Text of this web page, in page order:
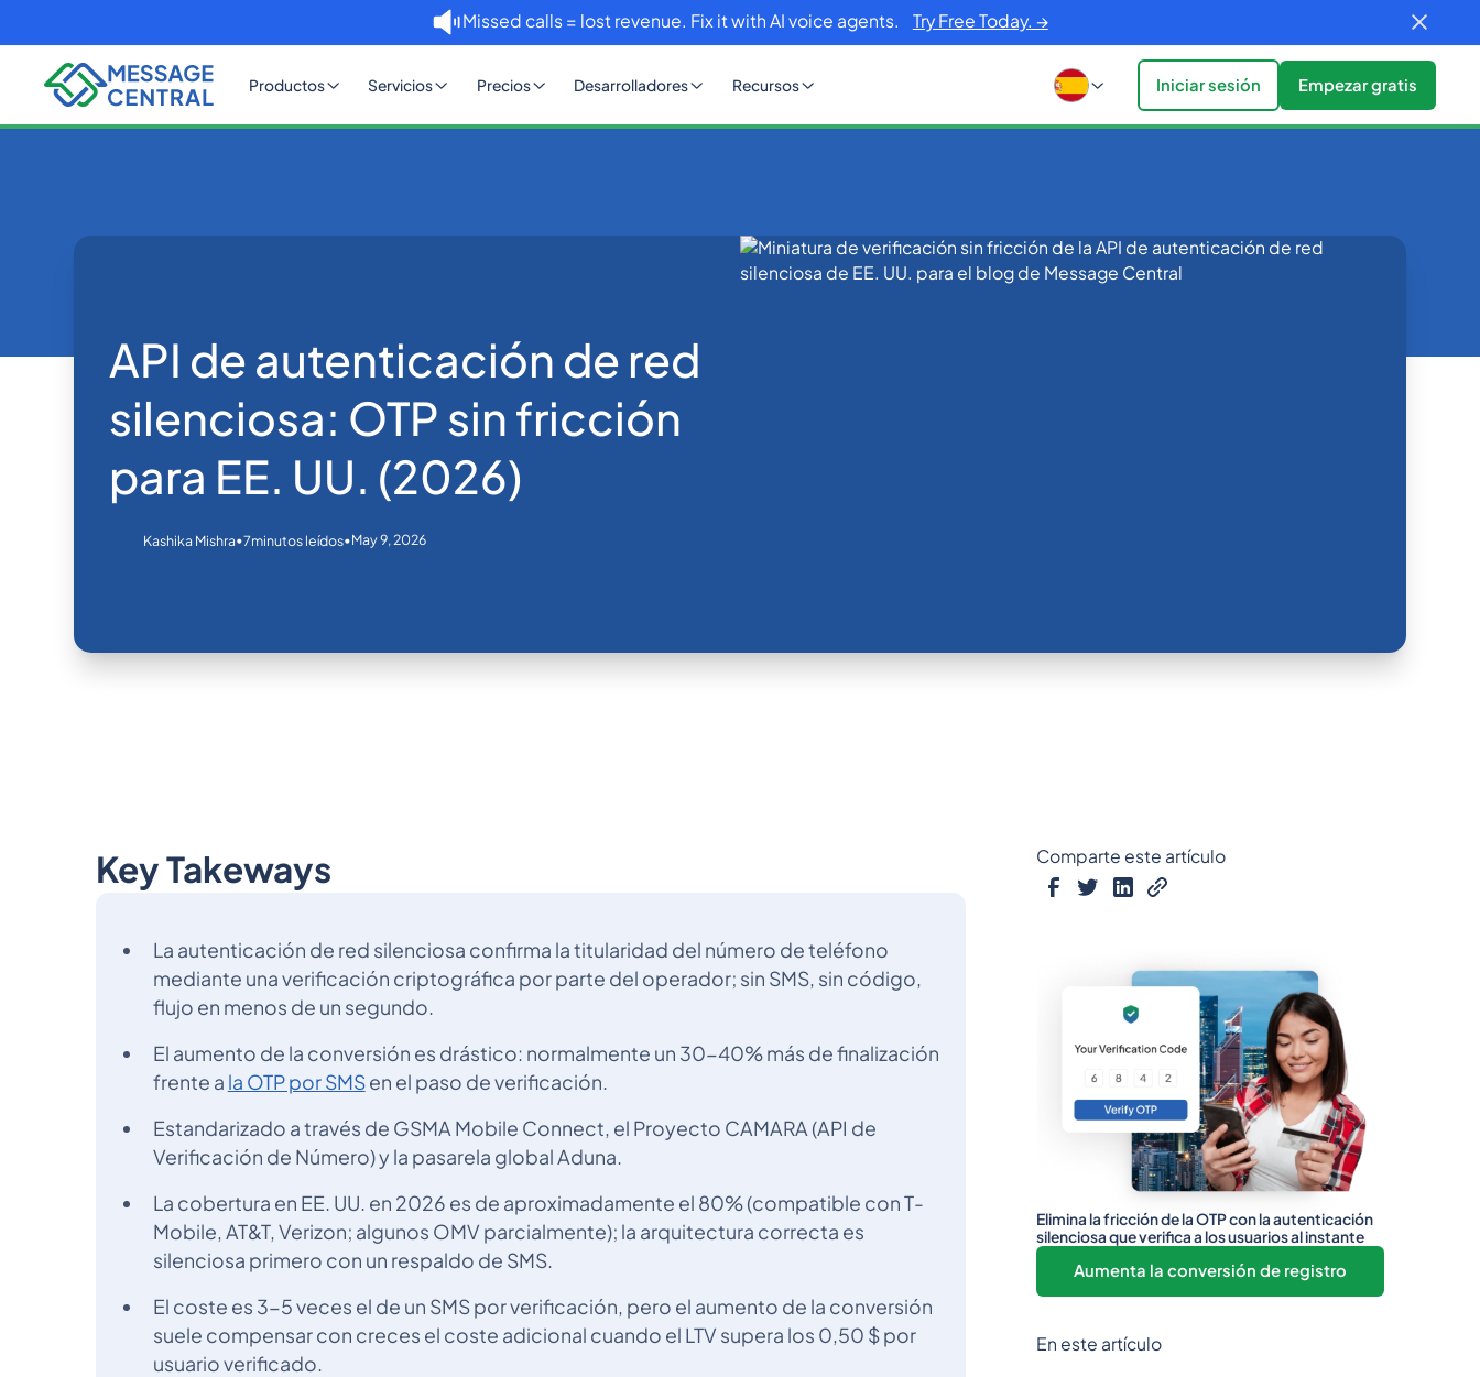
Missed calls = lost revenue. Fix it with AI voice agents. Try Free Today. →
Productos Servicios Precios Desarrolladores Recursos Iniciar sesión Empezar gratis
API de autenticación de red
silenciosa: OTP sin fricción
para EE. UU. (2026)
Kashika Mishra•7minutos leídos•May 9, 2026
Key Takeways
La autenticación de red silenciosa confirma la titularidad del número de teléfono
mediante una verificación criptográfica por parte del operador; sin SMS, sin código,
flujo en menos de un segundo.
El aumento de la conversión es drástico: normalmente un 30-40% más de finalización
frente a la OTP por SMSen el paso de verificación.
Estandarizado a través de GSMA Mobile Connect, el Proyecto CAMARA (API de
Verificación de Número) y la pasarela global Aduna.
La cobertura en EE. UU. en 2026 es de aproximadamente el 80% (compatible con T-
Mobile, AT&T, Verizon; algunos OMV parcialmente); la arquitectura correcta es
silenciosa primero con un respaldo de SMS.
El coste es 3-5 veces el de un SMS por verificación, pero el aumento de la conversión
suele compensar con creces el coste adicional cuando el LTV supera los 0,50 $ por
usuario verificado.
Comparte este artículo
Elimina la fricción de la OTP con la autenticación
silenciosa que verifica a los usuarios al instante
Aumenta la conversión de registro
En este artículo